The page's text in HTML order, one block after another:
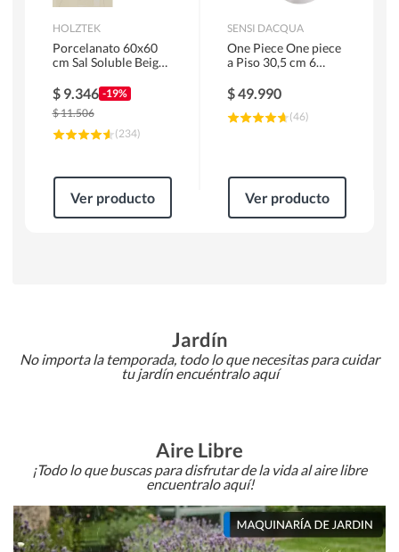
HOLZTEK
Porcelanato 60x60
cm Sal Soluble Beige
$ 9.346 -19%
$11.506
(234)
Ver producto
SENSI DACQUA
One Piece One piece
a Piso 30,5 cm 6
$49.990
(46)
Ver producto
Jardín
No importa la temporada, todo lo que necesitas para cuidar
tu jardín encuéntralo aquí
Aire Libre
¡Todo lo que buscas para disfrutar de la vida al aire libre
encuentralo aquí!